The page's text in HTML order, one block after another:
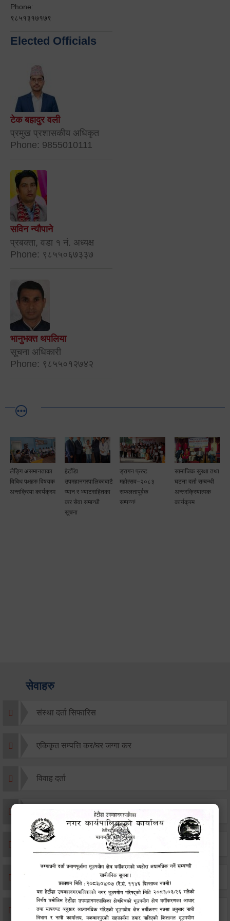
Phone:
९८५१३१७१७९
Elected Officials
टेक बहादुर वली
प्रमुख प्रशासकीय अधिकृत
Phone: 9855010111
सविन न्यौपाने
प्रबक्ता, वडा १ नं. अध्यक्ष
Phone: ९८५५०६७३३७
भानुभक्त थपलिया
सूचना अधिकारी
Phone: ९८५५०१२७४२
लैङ्गि असमानताका
विबिध पक्षहरु विषयक
अन्तक्रिया कार्यक्रम
हेटौँडा
उपमहानगरपालिकाबाटै
प्यान र भ्याटसहितका
कर सेवा सम्बन्धी
सूचना
ड्रागन फ्रुट
महोत्सव–२०८३
सफलतापूर्वक
सम्पन्न!
सामाजिक सुरक्षा तथा
घटना दर्ता सम्बन्धी
अन्तरक्रियात्मक
कार्यक्रम
सेवाहरु
संस्था दर्ता सिफारिस
एकिकृत सम्पत्ति कर/घर जग्गा कर
विवाह दर्ता
बसाइ-सराई जाने/आउने दर्ता
जन्म दर्ता